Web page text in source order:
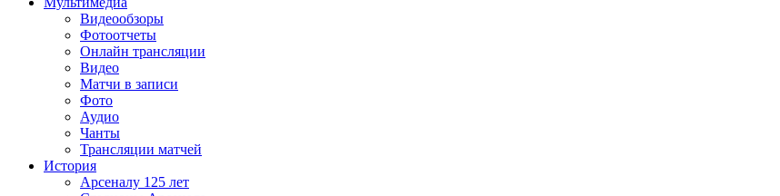
Видеообзоры
Фотоотчеты
Онлайн трансляции
Видео
Матчи в записи
Фото
Аудио
Чанты
Трансляции матчей
История
Арсеналу 125 лет